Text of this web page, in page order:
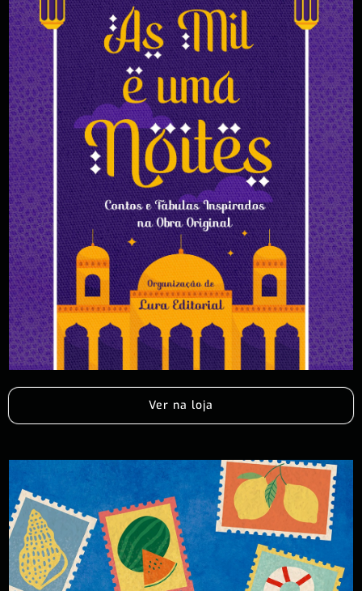
Ver na loja